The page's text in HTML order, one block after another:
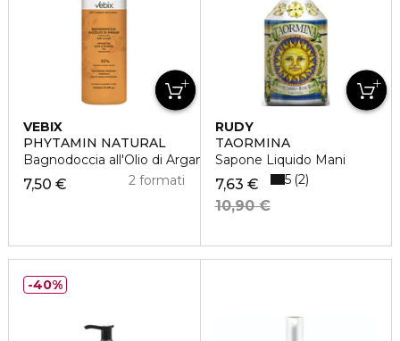
VEBIX
PHYTAMIN NATURAL
Bagnodoccia all'Olio di Argan Setificante
7,50 € 2 formati
RUDY
TAORMINA
Sapone Liquido Mani
7,63 €
10,90 €
5 2
40%